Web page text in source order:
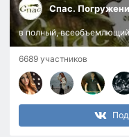
Спас.
в полный,
6689 участников